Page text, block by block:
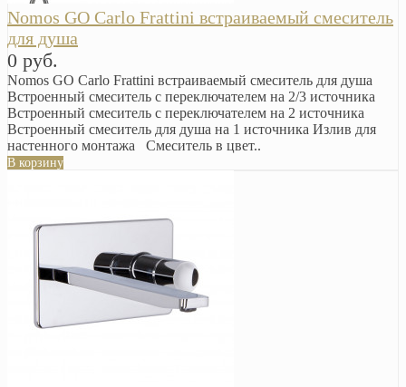
Nomos GO Carlo Frattini встраиваемый смеситель
для душа
0 руб.
Nomos GO Carlo Frattini встраиваемый смеситель для душа
Встроенный смеситель с переключателем на 2/3 источника
Встроенный смеситель с переключателем на 2 источника
Встроенный смеситель для душа на 1 источника Излив для
настенного монтажа Смеситель в цвет..
В корзину